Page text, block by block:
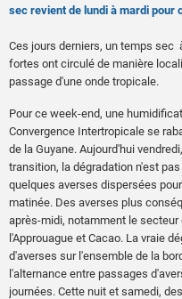
sec revient de lundi à mardi pour
Ces jours derniers, un temps
fortes ont circulé de manière
passage d'une onde tropicale.
Pour ce week-end, une
Convergence Intertropicale se
de la Guyane. Aujourd'hui
transition, la dégradation n'est
quelques averses dispersées
matinée. Des averses plus
après-midi, notamment le secteur
l'Approuague et Cacao. La vraie
d'averses sur l'ensemble de la
l'alternance entre passages
journées. Cette nuit et samedi,